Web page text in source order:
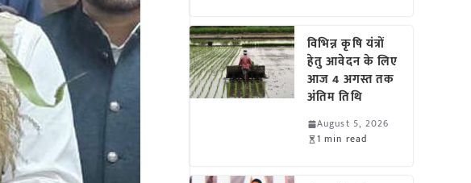
विभिन्न कृषि यंत्रों
हेतु आवेदन के लिए
आज 4 अगस्त तक
अंतिम तिथि
August 5, 2026
1 min read